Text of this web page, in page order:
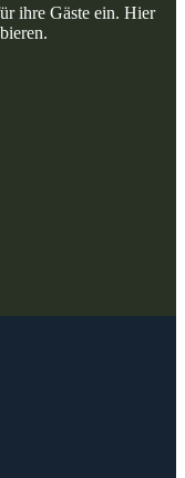
ihre Gäste ein. Hier